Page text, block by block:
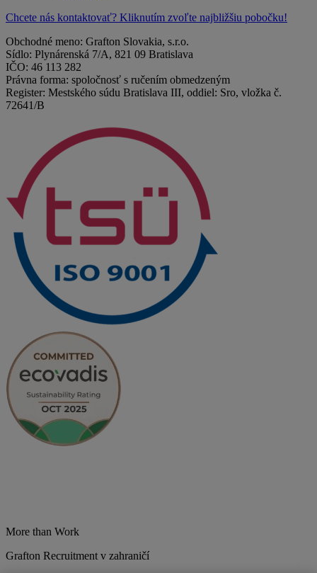
Chcete nás kontaktovať? Kliknutím zvoľte najbližšiu pobočku!
Obchodné meno: Grafton Slovakia, s.r.o.
Sídlo: Plynárenská 7/A, 821 09 Bratislava
IČO: 46 113 282
Právna forma: spoločnosť s ručením obmedzeným
Register: Mestského súdu Bratislava III, oddiel: Sro, vložka č.
72641/B
More than Work
Grafton Recruitment v zahraničí